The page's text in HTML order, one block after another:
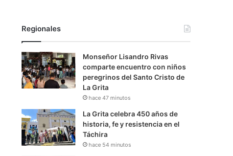
Regionales
Monseñor Lisandro Rivas
comparte encuentro con niños
peregrinos del Santo Cristo de
La Grita
hace 47 minutos
La Grita celebra 450 años de
historia, fe y resistencia en el
Táchira
hace 54 minutos